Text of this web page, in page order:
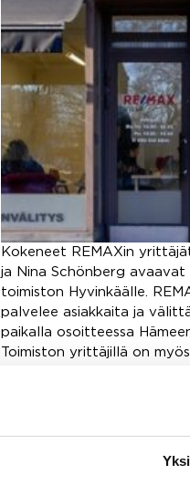
Kokeneet REMAXin
ja Nina Schönberg avaavat
toimiston Hyvinkäälle.
palvelee asiakkaita ja
paikalla osoitteessa
Toimiston yrittäjillä on